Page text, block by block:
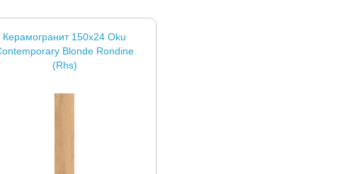
Керамогранит 150x24 Oku
Blonde Rondine
(Rhs)